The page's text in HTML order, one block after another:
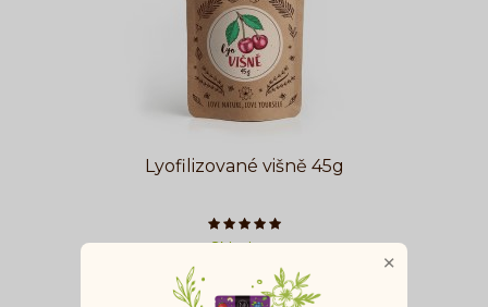
Lyofilizované višně 45g
Počet hvězdiček je 5 z 5
Skladem
2,657 € 3,796 €
×